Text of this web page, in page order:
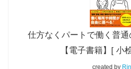
仕方なくパートで働く普
【電子書籍】[ 小
created by